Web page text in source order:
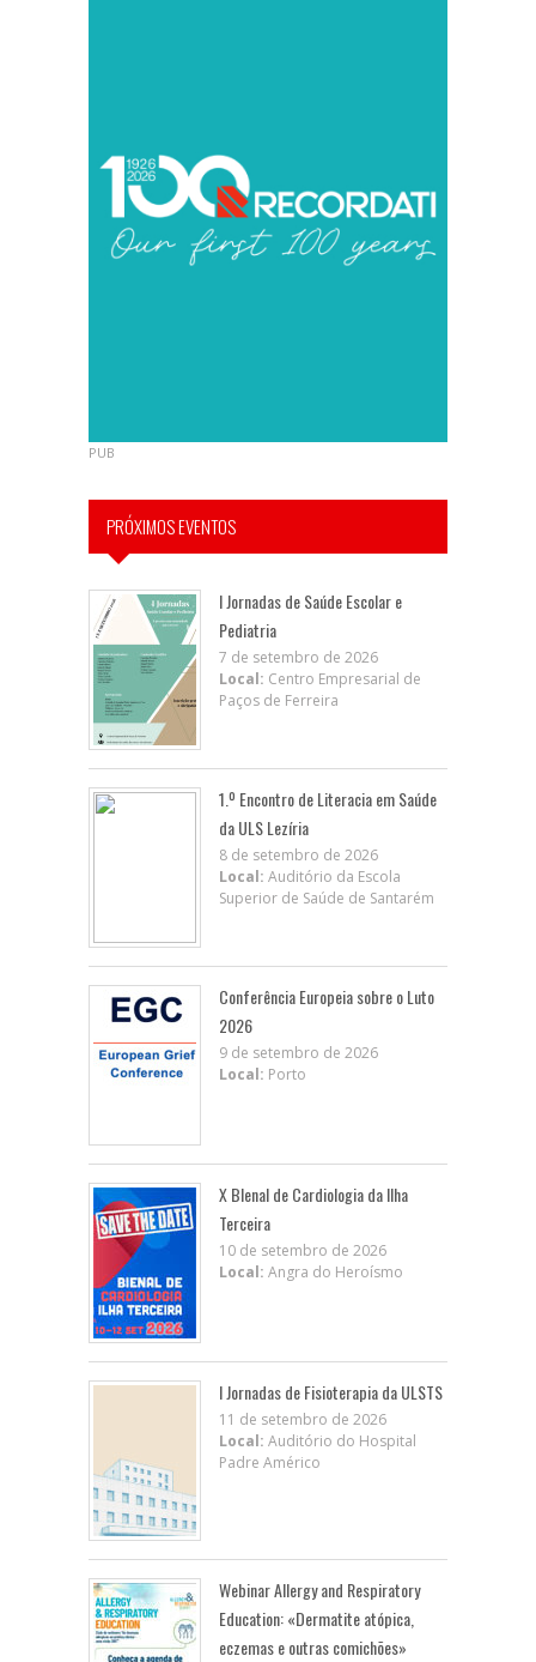
PUB
PRÓXIMOS EVENTOS
I Jornadas de Saúde Escolar e
Pediatria
7 de setembro de 2026
Local: Centro Empresarial de
Paços de Ferreira
1.º Encontro de Literacia em Saúde
da ULS Lezíria
8 de setembro de 2026
Local: Auditório da Escola
Superior de Saúde de Santarém
Conferência Europeia sobre o Luto
2026
9 de setembro de 2026
Local: Porto
X BIenal de Cardiologia da Ilha
Terceira
10 de setembro de 2026
Local: Angra do Heroísmo
I Jornadas de Fisioterapia da ULSTS
11 de setembro de 2026
Local: Auditório do Hospital
Padre Américo
Webinar Allergy and Respiratory
Education: «Dermatite atópica,
eczemas e outras comichões»